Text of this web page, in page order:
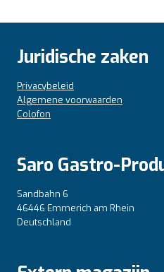
Juridische zaken
Privacybeleid
Algemene voorwaarden
Colofon
Saro Gastro-
Sandbahn 6
46446 Emmerich am Rhein
Deutschland